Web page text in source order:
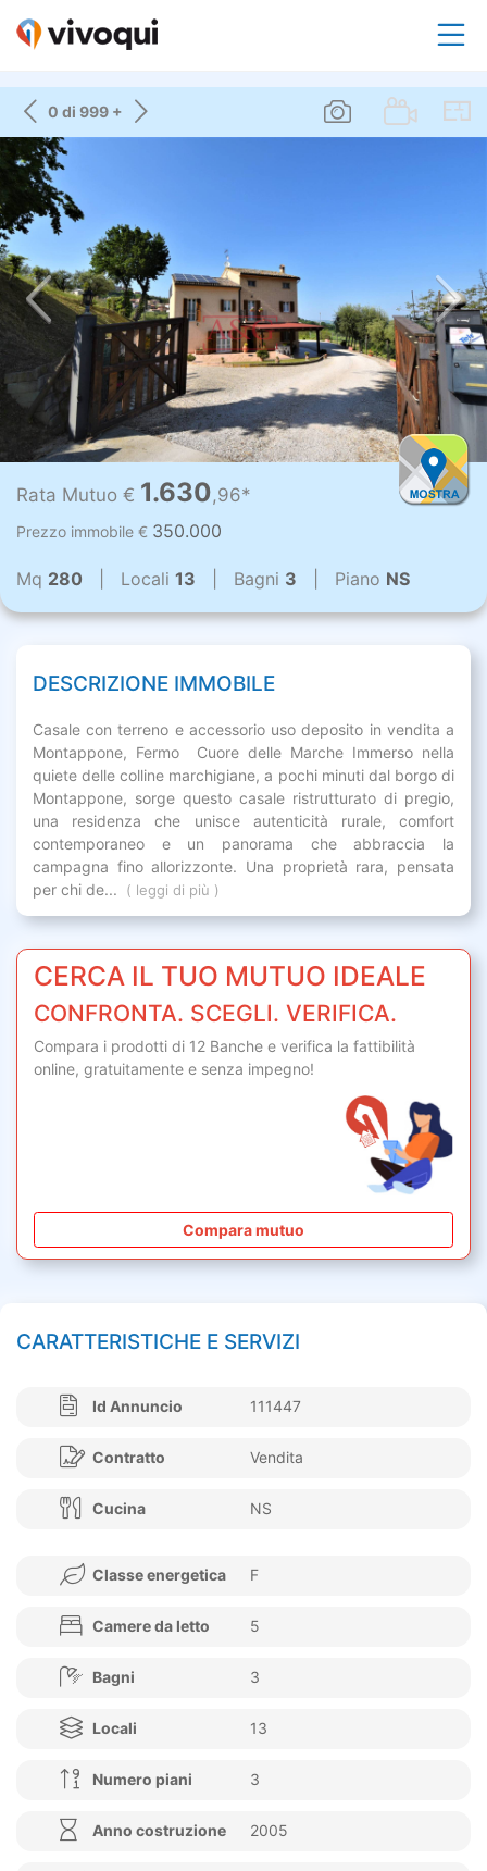
0 di 999 +
Rata Mutuo € 1.630,96*
Prezzo immobile € 350.000
Mq 280 | Locali 13 | Bagni 3 | Piano NS
DESCRIZIONE IMMOBILE
Casale con terreno e accessorio uso deposito in vendita a
Montappone, Fermo  Cuore delle Marche Immerso nella
quiete delle colline marchigiane, a pochi minuti dal borgo di
Montappone, sorge questo casale ristrutturato di pregio,
una residenza che unisce autenticità rurale, comfort
contemporaneo e un panorama che abbraccia la
campagna fino allorizzonte. Una proprietà rara, pensata
per chi de...
( leggi di più )
CERCA IL TUO MUTUO IDEALE
CONFRONTA. SCEGLI. VERIFICA.
Compara i prodotti di 12 Banche e verifica la fattibilità
online, gratuitamente e senza impegno!
Compara mutuo
CARATTERISTICHE E SERVIZI
Id Annuncio 111447
Contratto Vendita
Cucina NS
Classe energetica F
Camere da letto 5
Bagni 3
Locali 13
Numero piani 3
Anno costruzione 2005